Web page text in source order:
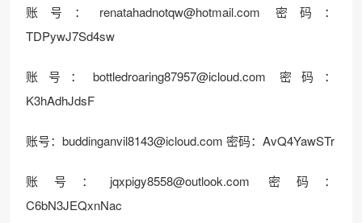
账号： renatahadnotqw@hotmail.com 密码：
TDPywJ7Sd4sw
账号： bottledroaring87957@icloud.com 密码：
K3hAdhJdsF
账号： buddinganvil8143@icloud.com 密码：AvQ4YawSTr
账号： jqxpigy8558@outlook.com 密码：
C6bN3JEQxnNac